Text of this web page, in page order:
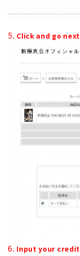
5. Click and go next
6. Input your